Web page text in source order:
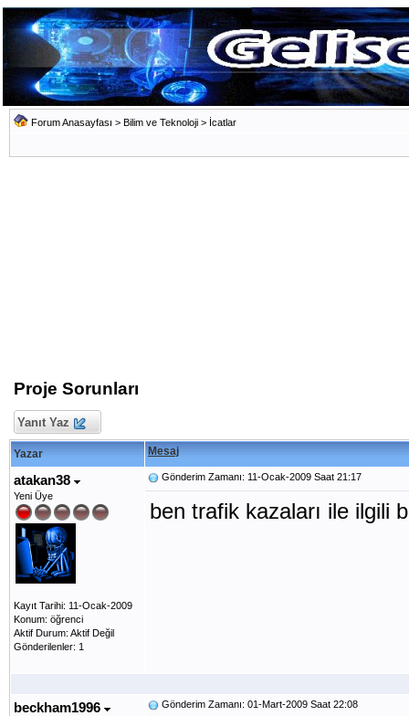
Forum Anasayfası > Bilim ve Teknoloji > İcatlar
Proje Sorunları
Yanıt Yaz
Yazar Mesaj
atakan38
Yeni Üye
Kayıt Tarihi: 11-Ocak-2009
Konum: öğrenci
Aktif Durum: Aktif Değil
Gönderilenler: 1
Gönderim Zamanı: 11-Ocak-2009 Saat 21:17
ben trafik kazaları ile ilgili
beckham1996 Gönderim Zamanı: 01-Mart-2009 Saat 22:08